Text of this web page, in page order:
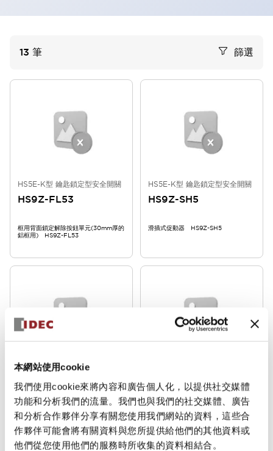
本網站使用cookie
我們使用cookie來將內容和廣告個人化，以提供社交媒體
功能和分析我們的流量。我們也與我們的社交媒體、廣告
和分析合作夥伴分享有關您使用我們網站的資料，這些合
作夥伴可能會將有關資料與您所提供給他們的其他資料或
他們從您使用他們的服務時所收集的資料相結合。
13 筆 篩選
HS5E-K型 鑰匙鎖定型安全開關
HS9Z-FL53
框用背面鎖定解除按鈕單元(30mm厚的
鋁框用) HS9Z-FL53
HS5E-K型 鑰匙鎖定型安全開關
HS9Z-SH5
滑插式促動器 HS9Z-SH5
HS5E-K型 鑰匙鎖定型安全開關
HS9Z-FL55
框用背面鎖定解除按鈕單元(50mm厚的
鋁框用) HS9Z-FL55
HS9Z-FL54
框用背面鎖定解除按鈕單元(40mm厚的
鋁框用) HS9Z-FL54